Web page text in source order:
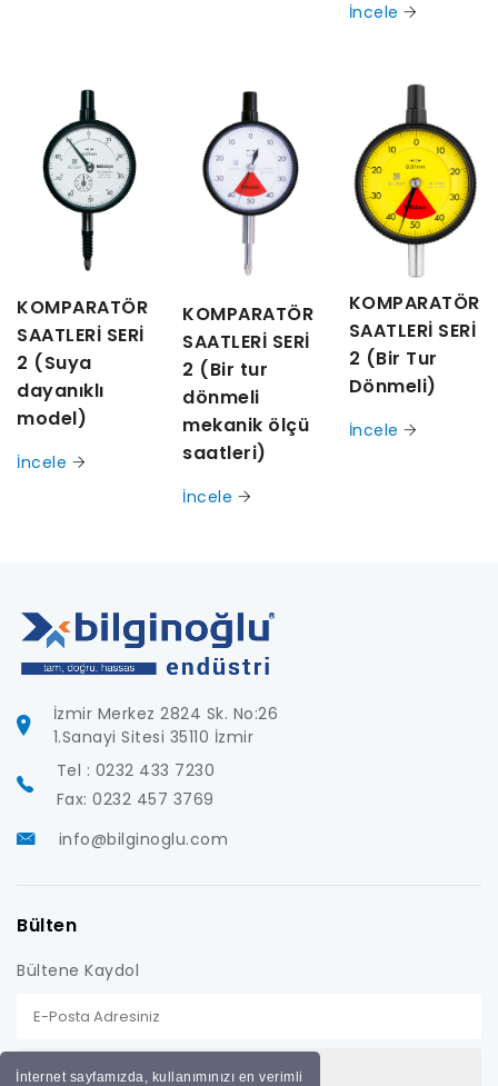
İnternet sayfamızda, kullanımınızı en verimli
İncele
KOMPARATÖR
SAATLERİ SERİ
2 (Suya
dayanıklı
model)
İncele
KOMPARATÖR
SAATLERİ SERİ
2 (Bir tur
dönmeli
mekanik ölçü
saatleri)
İncele
KOMPARATÖR
SAATLERİ SERİ
2 (Bir Tur
Dönmeli)
İncele
İzmir Merkez 2824 Sk. No:26
1.Sanayi Sitesi 35110 İzmir
Tel : 0232 433 7230
Fax: 0232 457 3769
info@bilginoglu.com
Bülten
Bültene Kaydol